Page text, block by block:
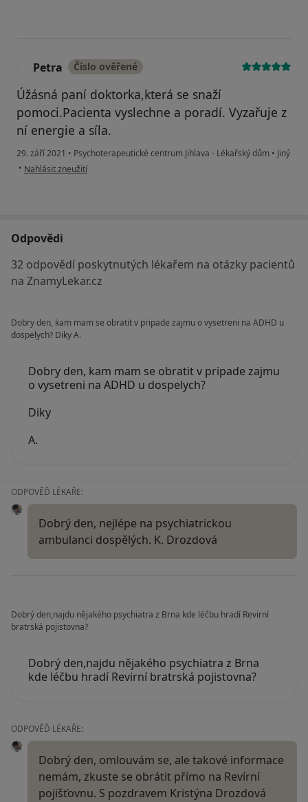
Petra Číslo ověřené
Úžásná paní doktorka,která se snaží
pomoci.Pacienta vyslechne a poradí. Vyzařuje z
ní energie a síla.
29. září 2021 • Psychoterapeutické centrum Jihlava - Lékařský dům • Jiný
• podle názoru uživatele Petra
Nahlásit zneužití
Odpovědi
32 odpovědí poskytnutých lékařem na otázky pacientů
na ZnamyLekar.cz
Dobry den, kam mam se obratit v pripade zajmu o vysetreni na ADHD u
dospelych? Diky A.
Dobry den, kam mam se obratit v pripade zajmu
o vysetreni na ADHD u dospelych?
Diky
A.
ODPOVĚĎ LÉKAŘE:
Dobrý den, nejlépe na psychiatrickou
ambulanci dospělých. K. Drozdová
Dobrý den,najdu nějakého psychiatra z Brna kde léčbu hradí Revirní
bratrská pojistovna?
Dobrý den,najdu nějakého psychiatra z Brna
kde léčbu hradí Revirní bratrská pojistovna?
ODPOVĚĎ LÉKAŘE:
Dobrý den, omlouvám se, ale takové informace
nemám, zkuste se obrátit přímo na Revírní
pojišťovnu. S pozdravem Kristýna Drozdová